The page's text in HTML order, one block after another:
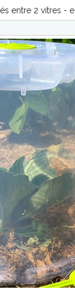
entre 2 vitres -